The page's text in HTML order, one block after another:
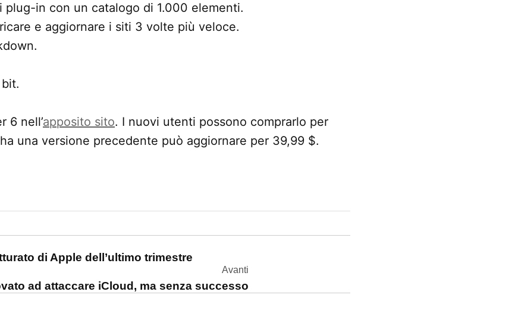
plug-in con un catalogo di 1.000 elementi.
e aggiornare i siti 3 volte più veloce.
6 nell’apposito sito. I nuovi utenti possono comprarlo per
una versione precedente può aggiornare per 39,99 $.
di Apple dell’ultimo trimestre
Avanti
ad attaccare iCloud, ma senza successo